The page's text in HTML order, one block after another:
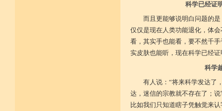
科学已经证
而且更能够说明白问题的
仅仅是现在人类功能退化，体
看，其实手也能看，要不然千
实皮肤也能听，现在科学已经
科学
有人说：“将来科学发达了
达，迷信的宗教就不存在了；
比如我们只知道瞎子凭触觉来